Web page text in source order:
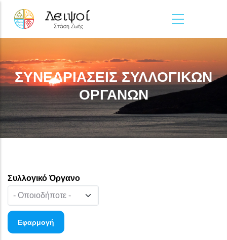
ΣΥΝΕΔΡΙΑΣΕΙΣ ΣΥΛΛΟΓΙΚΩΝ
ΟΡΓΑΝΩΝ
Συλλογικό Όργανο